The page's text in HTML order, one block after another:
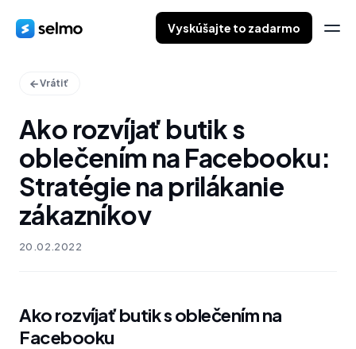
Vyskúšajte to zadarmo
Vrátiť
Ako rozvíjať butik s
oblečením na Facebooku:
Stratégie na prilákanie
zákazníkov
20.02.2022
Ako rozvíjať butik s oblečením na
Facebooku